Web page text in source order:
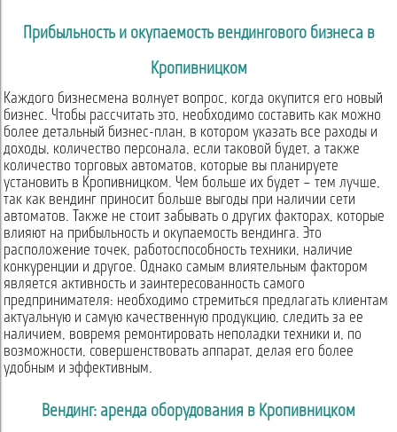
Прибыльность и окупаемость вендингового бизнеса в
Кропивницком
Каждого бизнесмена волнует вопрос, когда окупится его новый
бизнес. Чтобы рассчитать это, необходимо составить как можно
более детальный бизнес-план, в котором указать все раходы и
доходы, количество персонала, если таковой будет, а также
количество торговых автоматов, которые вы планируете
установить в Кропивницком. Чем больше их будет – тем лучше,
так как вендинг приносит больше выгоды при наличии сети
автоматов. Также не стоит забывать о других факторах, которые
влияют на прибыльность и окупаемость вендинга. Это
расположение точек, работоспособность техники, наличие
конкуренции и другое. Однако самым влиятельным фактором
является активность и заинтересованность самого
предпринимателя: необходимо стремиться предлагать клиентам
актуальную и самую качественную продукцию, следить за ее
наличием, вовремя ремонтировать неполадки техники и, по
возможности, совершенствовать аппарат, делая его более
удобным и эффективным.
Вендинг: аренда оборудования в Кропивницком